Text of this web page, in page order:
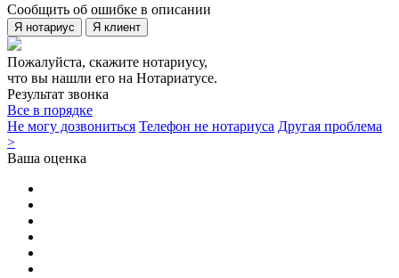
Сообщить об ошибке в описании
Я нотариус Я клиент
Пожалуйста, скажите нотариусу,
что вы нашли его на Нотариатусе.
Результат звонка
Все в порядке
Не могу дозвониться Телефон не нотариуса Другая проблема
>
Ваша оценка